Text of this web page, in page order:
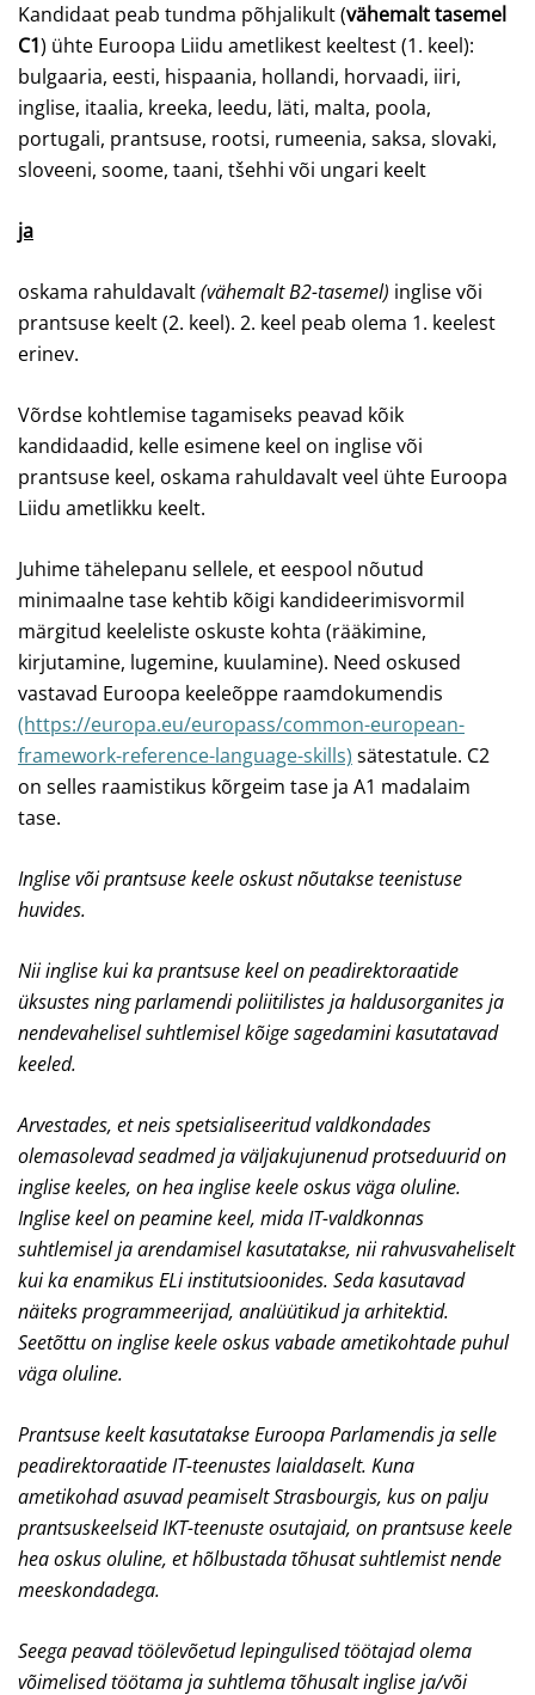
Kandidaat peab tundma põhjalikult (vähemalt tasemel
C1) ühte Euroopa Liidu ametlikest keeltest (1. keel):
bulgaaria, eesti, hispaania, hollandi, horvaadi, iiri,
inglise, itaalia, kreeka, leedu, läti, malta, poola,
portugali, prantsuse, rootsi, rumeenia, saksa, slovaki,
sloveeni, soome, taani, tšehhi või ungari keelt
ja
oskama rahuldavalt(vähemalt B2-tasemel) inglise või
prantsuse keelt (2. keel). 2. keel peab olema 1. keelest
erinev.
Võrdse kohtlemise tagamiseks peavad kõik
kandidaadid, kelle esimene keel on inglise või
prantsuse keel, oskama rahuldavalt veel ühte Euroopa
Liidu ametlikku keelt.
Juhime tähelepanu sellele, et eespool nõutud
minimaalne tase kehtib kõigi kandideerimisvormil
märgitud keeleliste oskuste kohta (rääkimine,
kirjutamine, lugemine, kuulamine). Need oskused
vastavad Euroopa keeleõppe raamdokumendis
(https://europa.eu/europass/common-european-
framework-reference-language-skills) sätestatule. C2
on selles raamistikus kõrgeim tase ja A1 madalaim
tase.
Inglise või prantsuse keele oskust nõutakse teenistuse
huvides.
Nii inglise kui ka prantsuse keel on peadirektoraatide
üksustes ning parlamendi poliitilistes ja haldusorganites ja
nendevahelisel suhtlemisel kõige sagedamini kasutatavad
keeled.
Arvestades, et neis spetsialiseeritud valdkondades
olemasolevad seadmed ja väljakujunenud protseduurid on
inglise keeles, on hea inglise keele oskus väga oluline.
Inglise keel on peamine keel, mida IT-valdkonnas
suhtlemisel ja arendamisel kasutatakse, nii rahvusvaheliselt
kui ka enamikus ELi institutsioonides. Seda kasutavad
näiteks programmeerijad, analüütikud ja arhitektid.
Seetõttu on inglise keele oskus vabade ametikohtade puhul
väga oluline.
Prantsuse keelt kasutatakse Euroopa Parlamendis ja selle
peadirektoraatide IT-teenustes laialdaselt. Kuna
ametikohad asuvad peamiselt Strasbourgis, kus on palju
prantsuskeelseid IKT-teenuste osutajaid, on prantsuse keele
hea oskus oluline, et hõlbustada tõhusat suhtlemist nende
meeskondadega.
Seega peavad töölevõetud lepingulised töötajad olema
võimelised töötama ja suhtlema tõhusalt inglise ja/või